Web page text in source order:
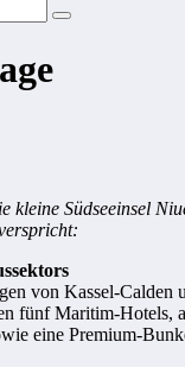
kleine Südseeinsel
von Kassel-Calden
fünf Maritim-Hotels,
eine Premium-